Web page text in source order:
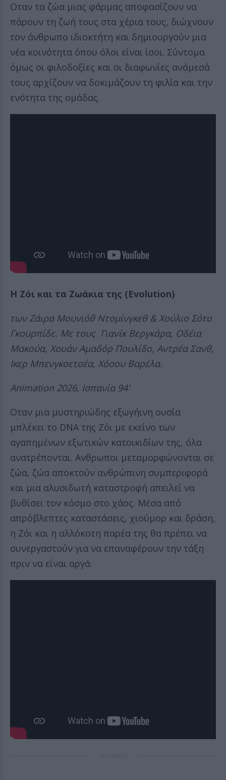
Οταν τα ζώα μιας φάρμας αποφασίζουν να
πάρουν τη ζωή τους στα χέρια τους, διώχνουν
τον άνθρωπο ιδιοκτήτη και δημιουργούν μια
νέα κοινότητα όπου όλοι είναι ίσοι. Σύντομα
όμως οι φιλοδοξίες και οι διαφωνίες ανάμεσά
τους αρχίζουν να δοκιμάζουν τη φιλία και την
ενότητα της ομάδας.
Η Ζόι και τα Ζωάκια της (Evolution)
των Ζάιρα Μουνιόθ Ντομίνγκεθ & Χούλιο Σότο
Γκουρπίδε. Με τους Γιανίκ Βεργκάρα, Οδέια
Μακούα, Χουάν Αμαδόρ Πουλίδο, Αντρέα Σανθ,
Ικερ Μπενγκοετσέα, Χόσου Βαρέλα.
Animation 2026, Ισπανία 94'
Οταν μια μυστηριώδης εξωγήινη ουσία
μπλέκει το DNA της Ζόι με εκείνο των
αγαπημένων εξωτικών κατοικιδίων της, όλα
ανατρέπονται. Ανθρωποι μεταμορφώνονται σε
ζώα, ζώα αποκτούν ανθρώπινη συμπεριφορά
και μια αλυσιδωτή καταστροφή απειλεί να
βυθίσει τον κόσμο στο χάος. Μέσα από
απρόβλεπτες καταστάσεις, χιούμορ και δράση,
η Ζόι και η αλλόκοτη παρέα της θα πρέπει να
συνεργαστούν για να επαναφέρουν την τάξη
πριν να είναι αργά.